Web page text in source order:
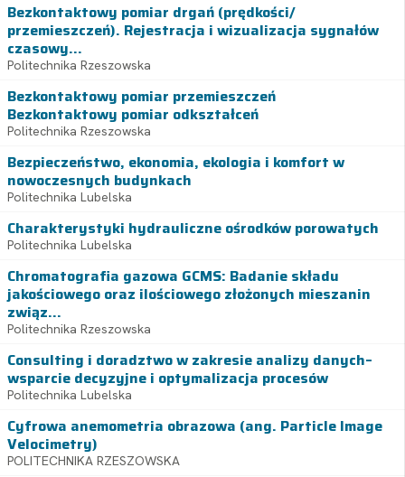
Bezkontaktowy pomiar drgań (prędkości/
przemieszczeń). Rejestracja i wizualizacja sygnałów
czasowy...
Politechnika Rzeszowska
Bezkontaktowy pomiar przemieszczeń
Bezkontaktowy pomiar odkształceń
Politechnika Rzeszowska
Bezpieczeństwo, ekonomia, ekologia i komfort w
nowoczesnych budynkach
Politechnika Lubelska
Charakterystyki hydrauliczne ośrodków porowatych
Politechnika Lubelska
Chromatografia gazowa GCMS: Badanie składu
jakościowego oraz ilościowego złożonych mieszanin
związ...
Politechnika Rzeszowska
Consulting i doradztwo w zakresie analizy danych–
wsparcie decyzyjne i optymalizacja procesów
Politechnika Lubelska
Cyfrowa anemometria obrazowa (ang. Particle Image
Velocimetry)
POLITECHNIKA RZESZOWSKA